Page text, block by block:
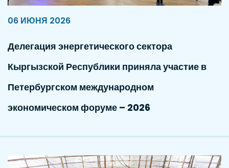
06 ИЮНЯ 2026
Делегация энергетического сектора
Кыргызской Республики приняла участие в
Петербургском международном
экономическом форуме – 2026